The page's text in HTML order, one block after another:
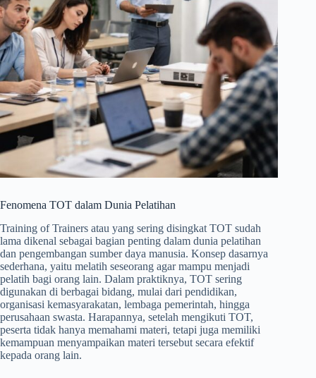
Fenomena TOT dalam Dunia Pelatihan
Training of Trainers atau yang sering disingkat TOT sudah
lama dikenal sebagai bagian penting dalam dunia pelatihan
dan pengembangan sumber daya manusia. Konsep dasarnya
sederhana, yaitu melatih seseorang agar mampu menjadi
pelatih bagi orang lain. Dalam praktiknya, TOT sering
digunakan di berbagai bidang, mulai dari pendidikan,
organisasi kemasyarakatan, lembaga pemerintah, hingga
perusahaan swasta. Harapannya, setelah mengikuti TOT,
peserta tidak hanya memahami materi, tetapi juga memiliki
kemampuan menyampaikan materi tersebut secara efektif
kepada orang lain.